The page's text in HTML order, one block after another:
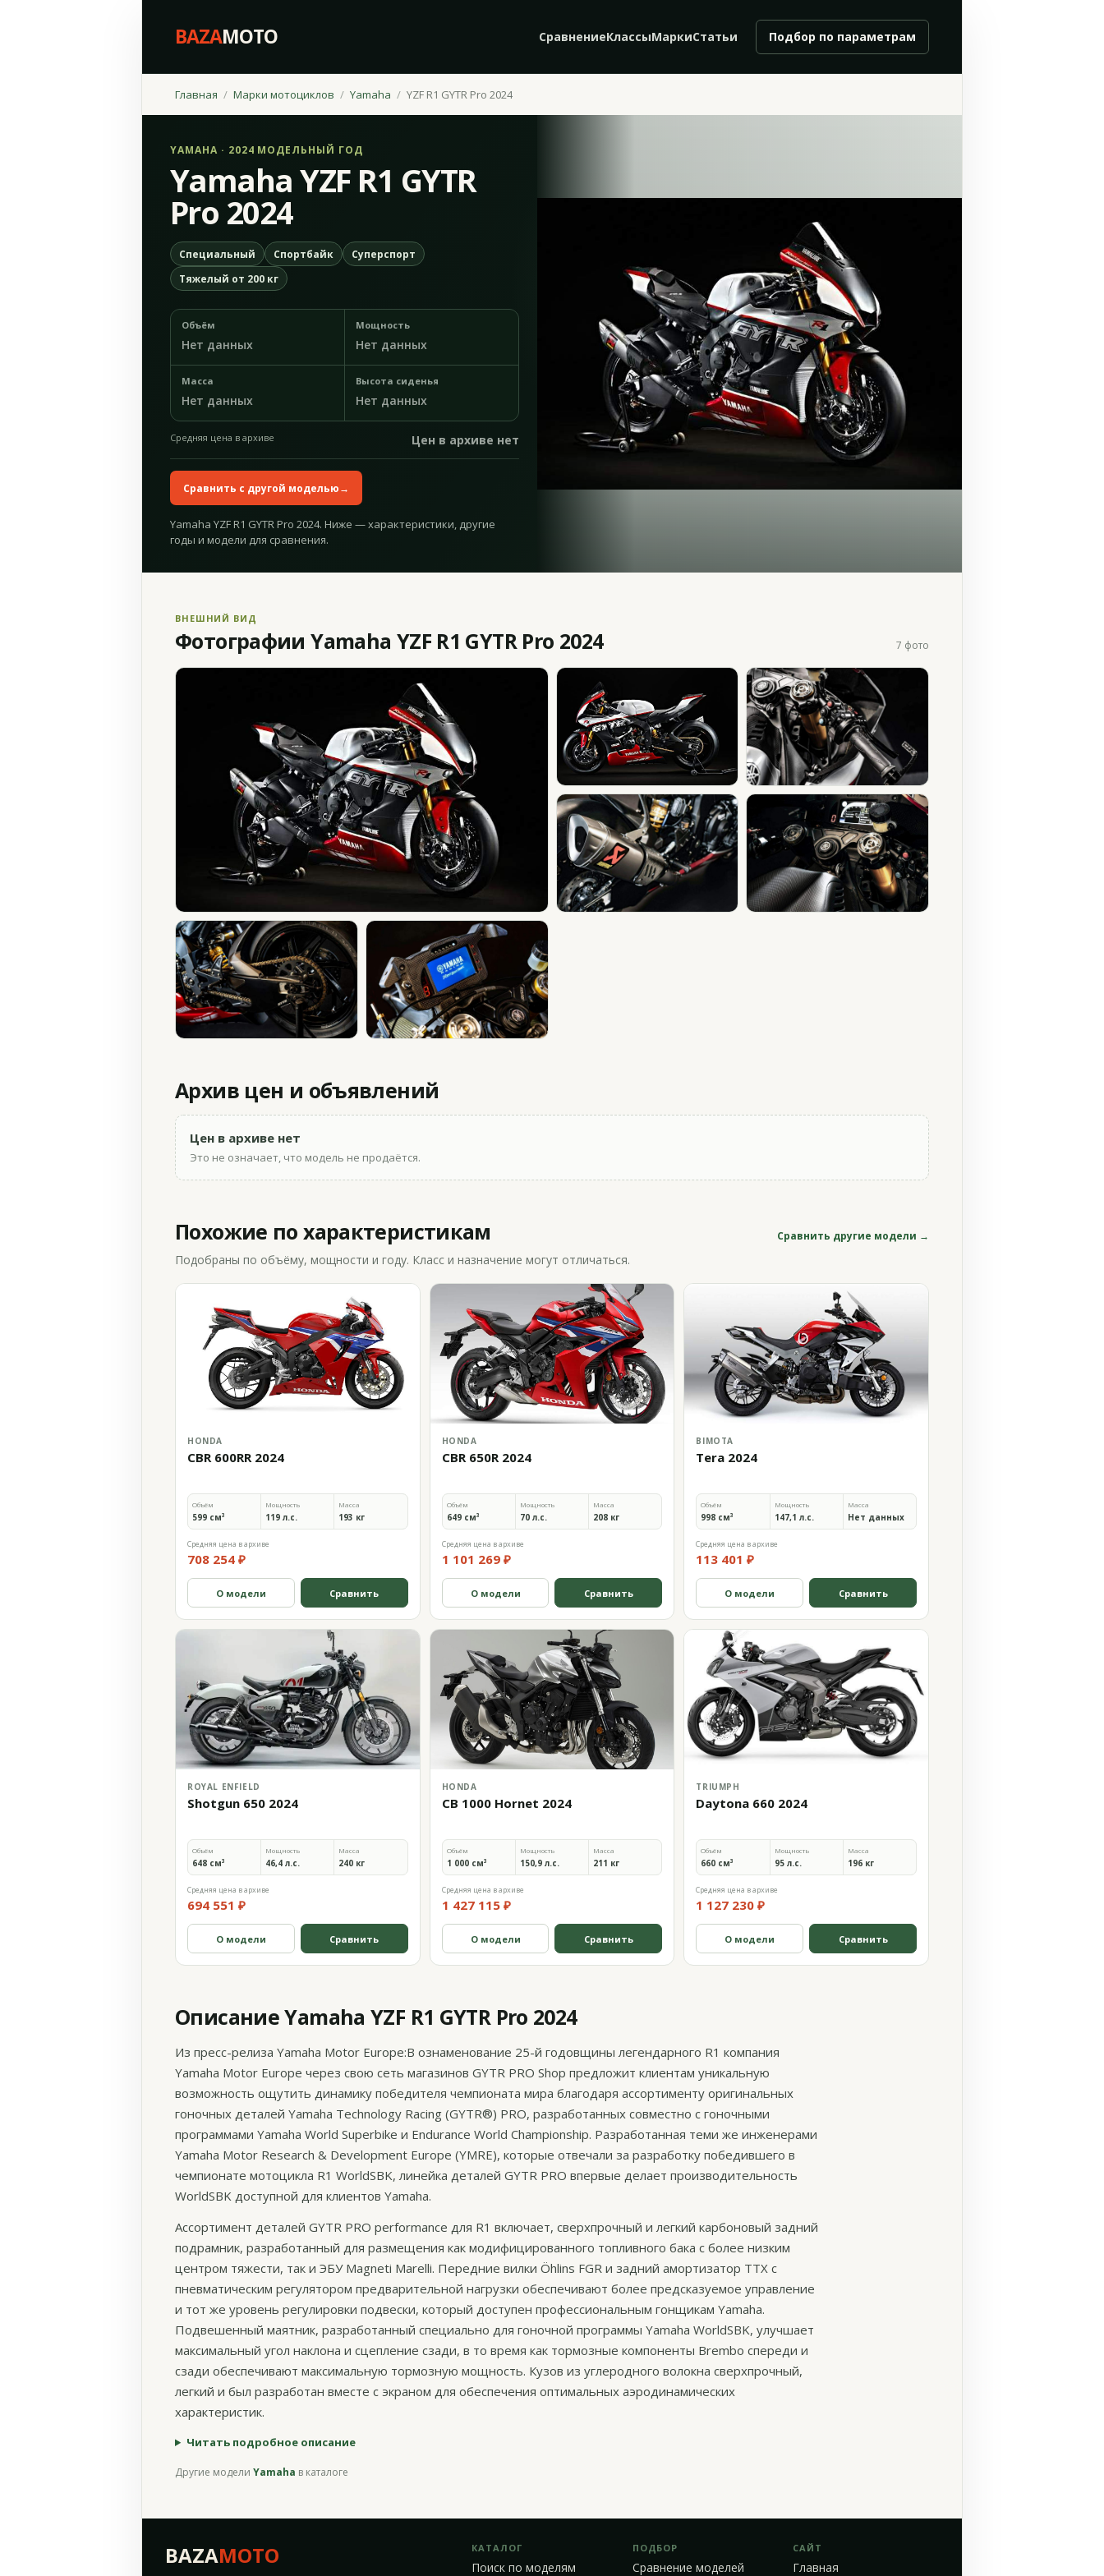
BAZAMOTO СравнениеКлассыМаркиСтатьи Подбор по параметрам
Главная Марки мотоциклов Yamaha YZF R1 GYTR Pro 2024
YAMAHA · 2024 МОДЕЛЬНЫЙ ГОД
Yamaha YZF R1 GYTR
Pro 2024
Специальный Спортбайк
Суперспорт
Тяжелый от 200 кг
Объём
Нет данных
Мощность
Нет данных
Масса
Нет данных
Высота сиденья
Нет данных
Средняя цена в архиве Цен в архиве нет
Сравнить с другой моделью→
Yamaha YZF R1 GYTR Pro 2024. Ниже — характеристики, другие
годы и модели для сравнения.
ВНЕШНИЙ ВИД
Фотографии Yamaha YZF R1 GYTR Pro 2024 7 фото
Архив цен и объявлений
Цен в архиве нет
Это не означает, что модель не продаётся.
Похожие по характеристикам Сравнить другие модели →
Подобраны по объёму, мощности и году. Класс и назначение могут отличаться.
HONDA
CBR 600RR 2024
Объём
599 см³
Мощность
119 л.с.
Масса
193 кг
Средняя цена в архиве
708 254 ₽
О модели Сравнить
HONDA
CBR 650R 2024
Объём
649 см³
Мощность
70 л.с.
Масса
208 кг
Средняя цена в архиве
1 101 269 ₽
О модели Сравнить
BIMOTA
Tera 2024
Объём
998 см³
Мощность
147,1 л.с.
Масса
Нет данных
Средняя цена в архиве
113 401 ₽
О модели Сравнить
ROYAL ENFIELD
Shotgun 650 2024
Объём
648 см³
Мощность
46,4 л.с.
Масса
240 кг
Средняя цена в архиве
694 551 ₽
О модели Сравнить
HONDA
CB 1000 Hornet 2024
Объём
1 000 см³
Мощность
150,9 л.с.
Масса
211 кг
Средняя цена в архиве
1 427 115 ₽
О модели Сравнить
TRIUMPH
Daytona 660 2024
Объём
660 см³
Мощность
95 л.с.
Масса
196 кг
Средняя цена в архиве
1 127 230 ₽
О модели Сравнить
Описание Yamaha YZF R1 GYTR Pro 2024
Из пресс-релиза Yamaha Motor Europe:В ознаменование 25-й годовщины легендарного R1 компания
Yamaha Motor Europe через свою сеть магазинов GYTR PRO Shop предложит клиентам уникальную
возможность ощутить динамику победителя чемпионата мира благодаря ассортименту оригинальных
гоночных деталей Yamaha Technology Racing (GYTR®) PRO, разработанных совместно с гоночными
программами Yamaha World Superbike и Endurance World Championship. Разработанная теми же инженерами
Yamaha Motor Research & Development Europe (YMRE), которые отвечали за разработку победившего в
чемпионате мотоцикла R1 WorldSBK, линейка деталей GYTR PRO впервые делает производительность
WorldSBK доступной для клиентов Yamaha.
Ассортимент деталей GYTR PRO performance для R1 включает, сверхпрочный и легкий карбоновый задний
подрамник, разработанный для размещения как модифицированного топливного бака с более низким
центром тяжести, так и ЭБУ Magneti Marelli. Передние вилки Öhlins FGR и задний амортизатор TTX с
пневматическим регулятором предварительной нагрузки обеспечивают более предсказуемое управление
и тот же уровень регулировки подвески, который доступен профессиональным гонщикам Yamaha.
Подвешенный маятник, разработанный специально для гоночной программы Yamaha WorldSBK, улучшает
максимальный угол наклона и сцепление сзади, в то время как тормозные компоненты Brembo спереди и
сзади обеспечивают максимальную тормозную мощность. Кузов из углеродного волокна сверхпрочный,
легкий и был разработан вместе с экраном для обеспечения оптимальных аэродинамических
характеристик.
Читать подробное описание
Другие модели Yamaha в каталоге
BAZAMOTO КАТАЛОГ
Поиск по моделям
ПОДБОР
Сравнение моделей
САЙТ
Главная